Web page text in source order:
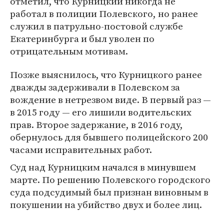
работал в полиции Полевского, но ранее
служил в патрульно-постовой службе
Екатеринбурга и был уволен по
отрицательным мотивам.
Позже выяснилось, что Курницкого ранее
дважды задерживали в Полевском за
вождение в нетрезвом виде. В первый раз —
в 2015 году — его лишили водительских
прав. Второе задержание, в 2016 году,
обернулось для бывшего полицейского 200
часами исправительных работ.
Суд над Курницким начался в минувшем
марте. По решению Полевского городского
суда подсудимый был признан виновным в
покушении на убийство двух и более лиц.